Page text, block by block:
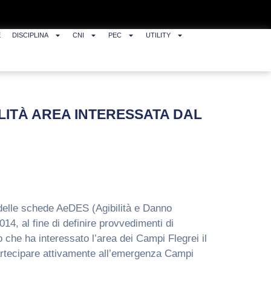
DISCIPLINA CNI PEC UTILITY
AREA INTERESSATA DAL
schede AeDES (Agibilità e Danno
al fine di definire provvedimenti di
ha interessato l’area dei Campi Flegrei il
attivamente all’emergenza Campi